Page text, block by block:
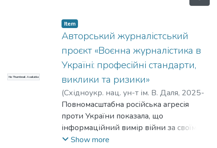
No Thumbnail Available
Item
Авторський журналістський
проєкт «Воєнна журналістика в
Україні: професійні стандарти,
виклики та ризики»
(Східноукр. нац. ун-т ім. В. Даля, 2025-
12-26)Бедрін, Д. В.;Зайцева, С. С.
Повномасштабна російська агресія
проти України показала, що
інформаційний вимір війни за своїм
впливом дедалі частіше зрівнюється з
Show more